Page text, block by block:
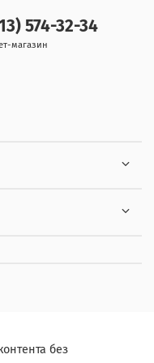
574-32-34
магазин
без